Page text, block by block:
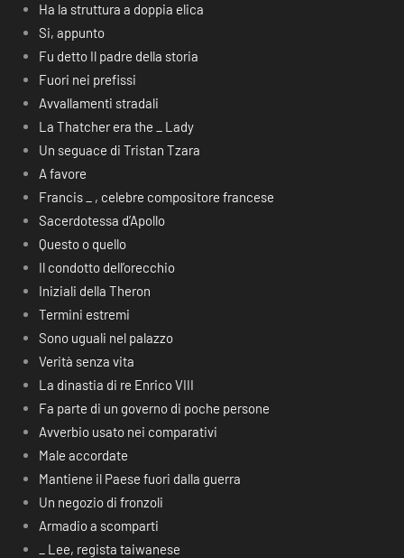
Ha la struttura a doppia elica
Si, appunto
Fu detto Il padre della storia
Fuori nei prefissi
Avvallamenti stradali
La Thatcher era the _ Lady
Un seguace di Tristan Tzara
A favore
Francis _ , celebre compositore francese
Sacerdotessa d’Apollo
Questo o quello
Il condotto dell’orecchio
Iniziali della Theron
Termini estremi
Sono uguali nel palazzo
Verità senza vita
La dinastia di re Enrico VIII
Fa parte di un governo di poche persone
Avverbio usato nei comparativi
Male accordate
Mantiene il Paese fuori dalla guerra
Un negozio di fronzoli
Armadio a scomparti
_ Lee, regista taiwanese